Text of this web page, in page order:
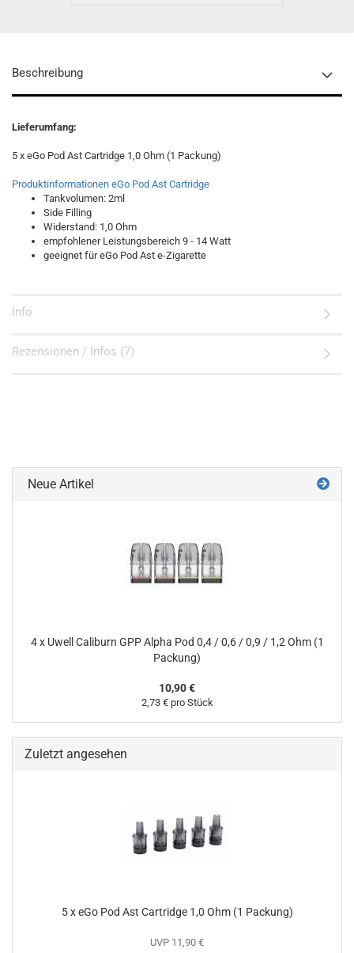
Beschreibung
Lieferumfang:
5 x eGo Pod Ast Cartridge 1,0 Ohm (1 Packung)
Produktinformationen eGo Pod Ast Cartridge
Tankvolumen: 2ml
Side Filling
Widerstand: 1,0 Ohm
empfohlener Leistungsbereich 9 - 14 Watt
geeignet für eGo Pod Ast e-Zigarette
Info
Rezensionen / Infos (7)
Neue Artikel
4 x Uwell Caliburn GPP Alpha Pod 0,4 / 0,6 / 0,9 / 1,2 Ohm (1
Packung)
10,90 €
2,73 € pro Stück
Zuletzt angesehen
5 x eGo Pod Ast Cartridge 1,0 Ohm (1 Packung)
UVP 11,90 €